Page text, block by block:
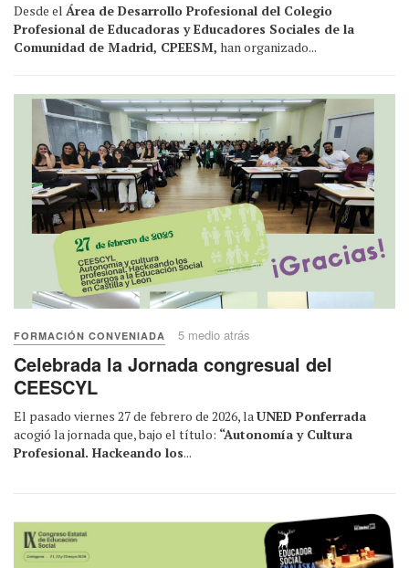
Desde el Área de Desarrollo Profesional del Colegio
Profesional de Educadoras y Educadores Sociales de la
Comunidad de Madrid, CPEESM, han organizado...
FORMACIÓN CONVENIADA 5 medio atrás
Celebrada la Jornada congresual del
CEESCYL
El pasado viernes 27 de febrero de 2026, laUNED Ponferrada
acogió la jornada que, bajo el título: “Autonomía y Cultura
Profesional. Hackeando los...